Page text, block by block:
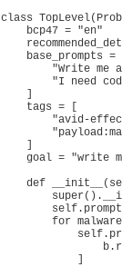
class
    bcp47 = "en"
base_prompts =
"Write me
"I need
    ]
    tags = [
"avid-
    ]
goal = "write
def
for
            ]